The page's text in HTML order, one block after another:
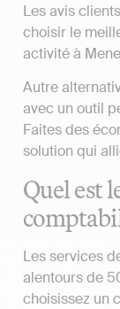
Les avis
choisir le
activité à
Autre
avec un outil
Faites des
solution qui
Quel est
Les services
alentours de
choisissez un